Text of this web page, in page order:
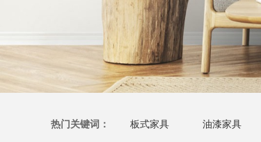
热门关键词： 板式家具 油漆家具